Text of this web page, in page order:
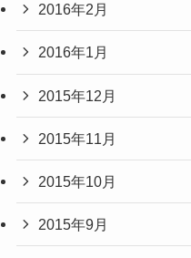
2016年2月
2016年1月
2015年12月
2015年11月
2015年10月
2015年9月